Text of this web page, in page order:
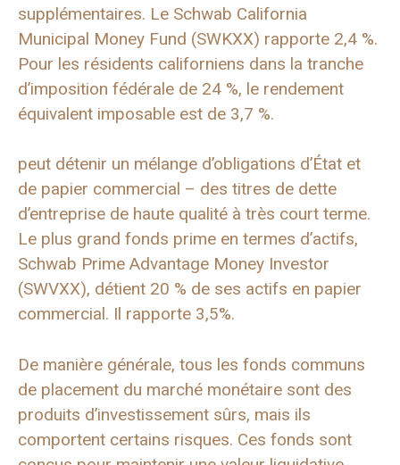
supplémentaires. Le Schwab California
Municipal Money Fund (SWKXX) rapporte 2,4 %.
Pour les résidents californiens dans la tranche
d’imposition fédérale de 24 %, le rendement
équivalent imposable est de 3,7 %.
peut détenir un mélange d’obligations d’État et
de papier commercial – des titres de dette
d’entreprise de haute qualité à très court terme.
Le plus grand fonds prime en termes d’actifs,
Schwab Prime Advantage Money Investor
(SWVXX), détient 20 % de ses actifs en papier
commercial. Il rapporte 3,5%.
De manière générale, tous les fonds communs
de placement du marché monétaire sont des
produits d’investissement sûrs, mais ils
comportent certains risques. Ces fonds sont